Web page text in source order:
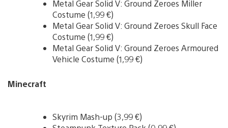
Metal Gear Solid V: Ground Zeroes Miller
Costume (1,99 €)
Metal Gear Solid V: Ground Zeroes Skull Face
Costume (1,99 €)
Metal Gear Solid V: Ground Zeroes Armoured
Vehicle Costume (1,99 €)
Minecraft
Skyrim Mash-up (3,99 €)